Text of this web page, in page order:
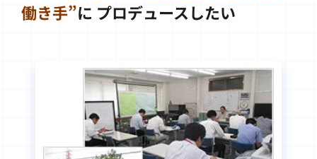
働き手”に プロデュースしたい